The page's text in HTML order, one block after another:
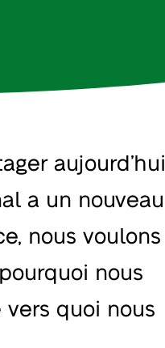
aujourd’hui
a un nouveau
nous voulons
nous
quoi nous